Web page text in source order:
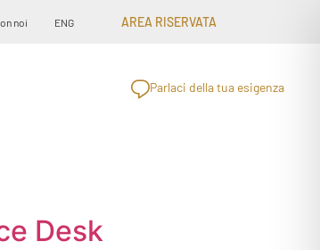
noi ENG AREA RISERVATA
Parlaci della tua esigenza
Desk